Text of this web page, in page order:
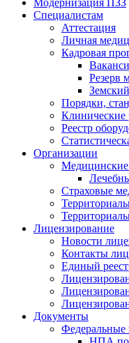
Специалистам
Аттестация
Личная
Кадровая
Резерв
Порядки,
Клинические
Реестр
Организации
Медицинские
Страховые
Лицензирование
Новости
Контакты
Единый
Документы
Федеральные